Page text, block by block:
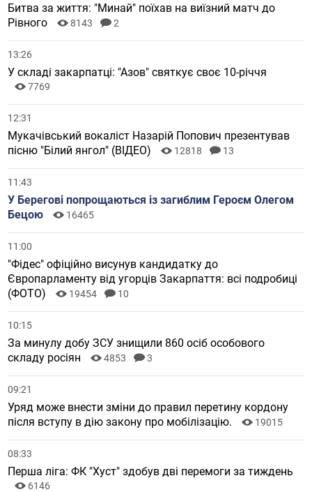
Битва за життя: "Минай" поїхав на виїзний матч до
Рівного
8143 2
13:26
У складі закарпатці: "Азов" святкує своє 10-річчя
7769
12:31
Мукачівський вокаліст Назарій Попович презентував
пісню "Білий янгол" (ВІДЕО)
12818 13
11:43
У Берегові попрощаються із загиблим Героєм Олегом
Бецою
16465
11:00
"Фідес" офіційно висунув кандидатку до
Європарламенту від угорців Закарпаття: всі подробиці
(ФОТО)
19454 10
10:15
За минулу добу ЗСУ знищили 860 осіб особового
складу росіян
4853 3
09:21
Уряд може внести зміни до правил перетину кордону
після вступу в дію закону про мобілізацію.
19015
08:33
Перша ліга: ФК "Хуст" здобув дві перемоги за тиждень
6146